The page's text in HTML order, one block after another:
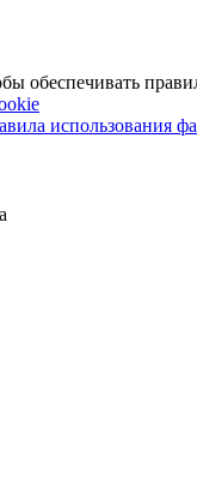
обеспечивать
использования